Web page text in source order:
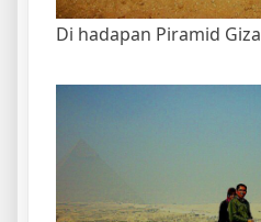
Di hadapan Piramid Giza